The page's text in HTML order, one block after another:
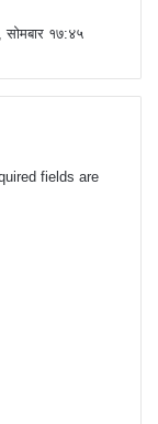
१७:४५
fields are